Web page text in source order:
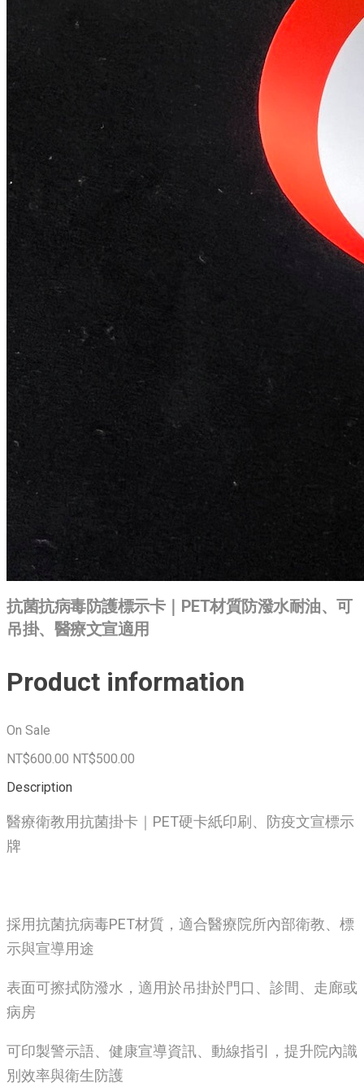
抗菌抗病毒防護標示卡｜PET材質防潑水耐油、可
吊掛、醫療文宣適用
Product information
On Sale
NT$600.00 NT$500.00
Description
醫療衛教用抗菌掛卡｜PET硬卡紙印刷、防疫文宣標示
牌
採用抗菌抗病毒PET材質，適合醫療院所內部衛教、標
示與宣導用途
表面可擦拭防潑水，適用於吊掛於門口、診間、走廊或
病房
可印製警示語、健康宣導資訊、動線指引，提升院內識
別效率與衛生防護